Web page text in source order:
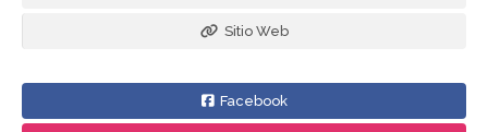
Sitio Web
Facebook